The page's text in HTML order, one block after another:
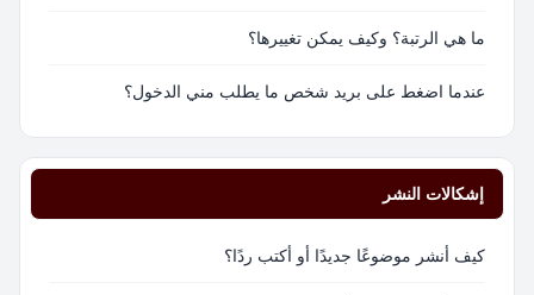
ما هي الرتبة؟ وكيف يمكن تغييرها؟
عندما اضغط على بريد شخص ما يطلب مني الدخول؟
إشكالات النشر
كيف أنشر موضوعًا جديدًا أو أكتب ردًا؟